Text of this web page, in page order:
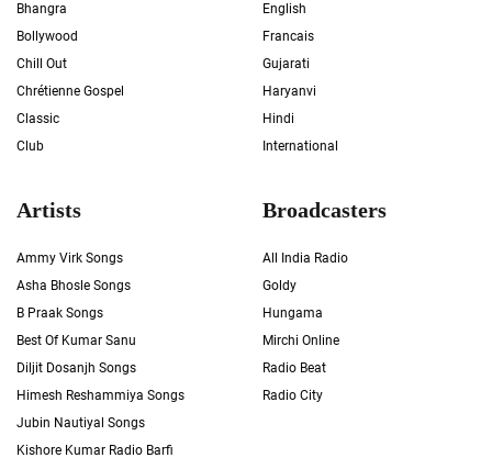
Bhangra
Bollywood
Chill Out
Chrétienne Gospel
Classic
Club
English
Francais
Gujarati
Haryanvi
Hindi
International
Artists
Ammy Virk Songs
Asha Bhosle Songs
B Praak Songs
Best Of Kumar Sanu
Diljit Dosanjh Songs
Himesh Reshammiya Songs
Jubin Nautiyal Songs
Kishore Kumar Radio Barfi
Broadcasters
All India Radio
Goldy
Hungama
Mirchi Online
Radio Beat
Radio City